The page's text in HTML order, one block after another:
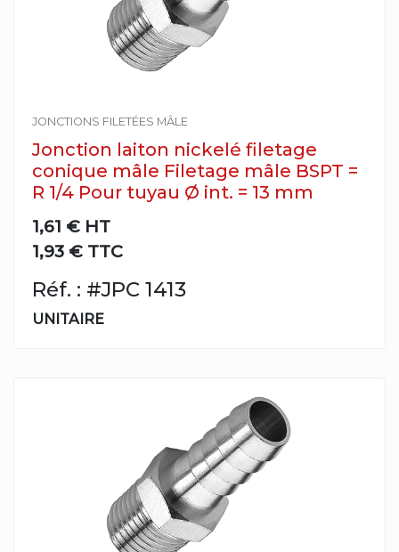
JONCTIONS FILETÉES MÂLE
Jonction laiton nickelé filetage
conique mâle Filetage mâle BSPT =
R 1/4 Pour tuyau Ø int. = 13 mm
1,61 € HT
1,93 € TTC
Réf. : #JPC 1413
UNITAIRE